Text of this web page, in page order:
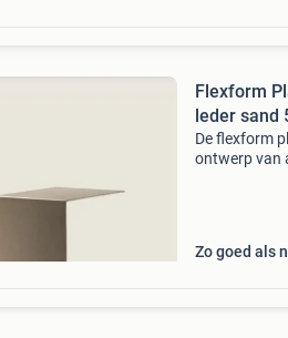
Flexform
leder sand
De flexform
ontwerp van
Zo goed als